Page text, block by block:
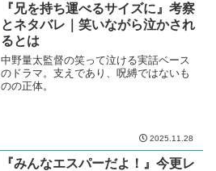
『兄を持ち運べるサイズに』考察
とネタバレ｜笑いながら泣かされ
るとは
中野量太監督の笑って泣ける実話ベース
のドラマ。支えであり、呪縛ではないも
のの正体。
2025.11.28
『みんなエスパーだよ！』今更レ